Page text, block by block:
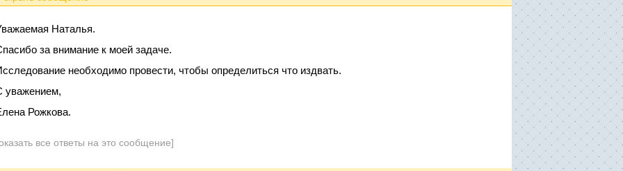
Наталья.
за внимание к моей задаче.
необходимо провести, чтобы определиться что издвать.
уважением,
Рожкова.
все ответы на это сообщение]